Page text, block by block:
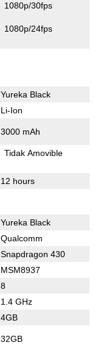
1080p/30fps
1080p/24fps
Yureka Black
Li-Ion
3000 mAh
Tidak Amovible
12 hours
Yureka Black
Qualcomm
Snapdragon 430
MSM8937
8
1.4 GHz
4GB
32GB